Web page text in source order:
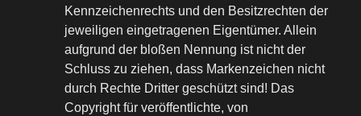
Kennzeichenrechts und den Besitzrechten der
jeweiligen eingetragenen Eigentümer. Allein
aufgrund der bloßen Nennung ist nicht der
Schluss zu ziehen, dass Markenzeichen nicht
durch Rechte Dritter geschützt sind! Das
Copyright für veröffentlichte, von